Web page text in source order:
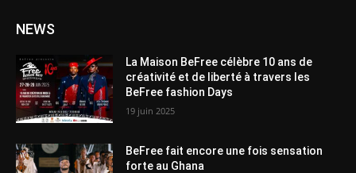
NEWS
La Maison BeFree célèbre 10 ans de
créativité et de liberté à travers les
BeFree fashion Days
19 juin 2025
BeFree fait encore une fois sensation
forte au Ghana